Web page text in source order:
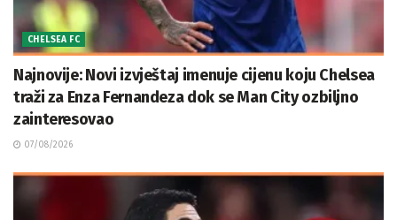
CHELSEA FC
Najnovije: Novi izvještaj imenuje cijenu koju Chelsea
traži za Enza Fernandeza dok se Man City ozbiljno
zainteresovao
07/08/2026